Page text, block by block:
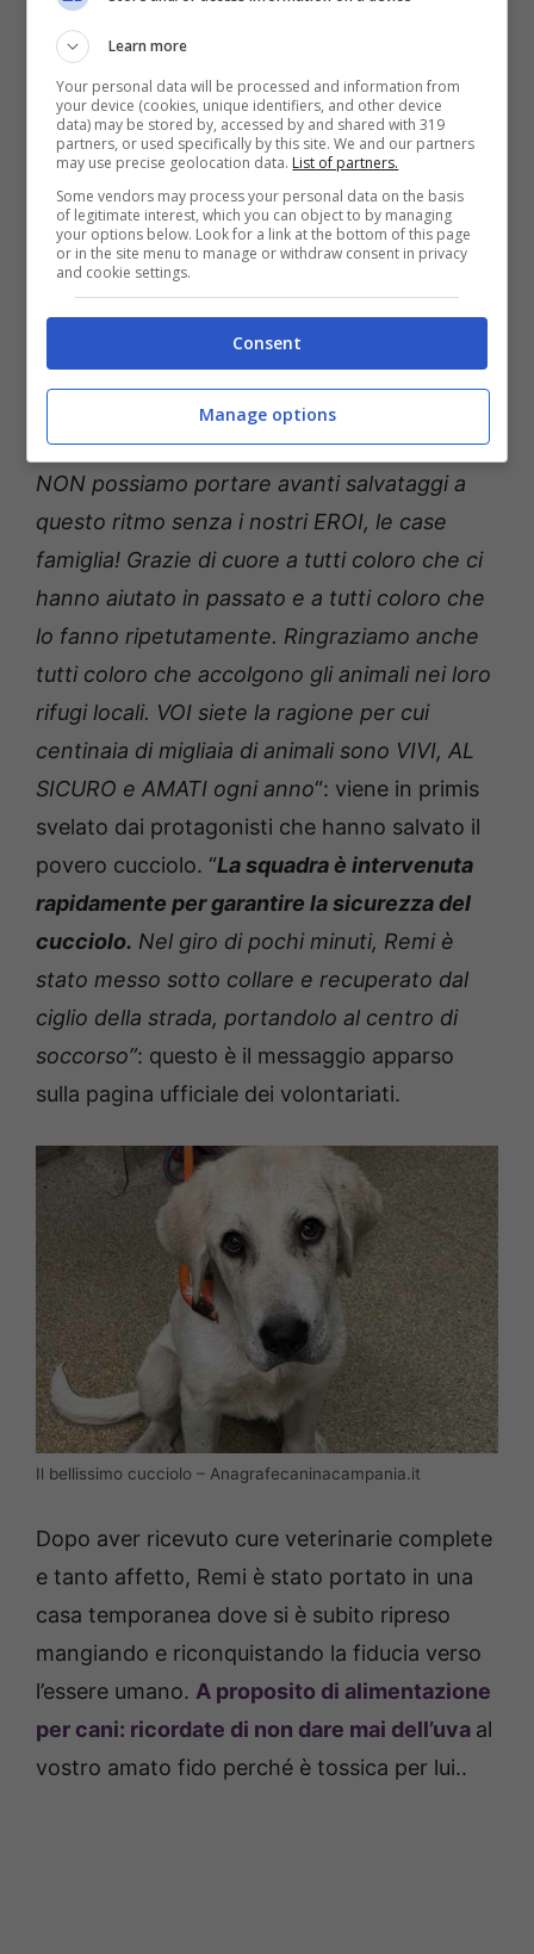
un faccino triste che li guardava dalla corsia
di emergenza. Si trattava di Remi,
cucciolo spaventato ed esposto ai pericoli
delle autoche proprio in quel punto
sfrecciano sempre a grandissima velocità. La
squadra SRSL si è subito mobilitata e ha
salvato il povero cane. Il povero animale si
nascondeva in un nicchia sotto un cavalcavia
e non aveva né acqua né cibo.
Questo piccolo ora è al sicuro e a suo agio in
una casa famiglia. Non possiamo… ripeto…
NON possiamo portare avanti salvataggi a
questo ritmo senza i nostri EROI, le case
famiglia! Grazie di cuore a tutti coloro che ci
hanno aiutato in passato e a tutti coloro che
lo fanno ripetutamente. Ringraziamo anche
tutti coloro che accolgono gli animali nei loro
rifugi locali. VOI siete la ragione per cui
centinaia di migliaia di animali sono VIVI, AL
SICURO e AMATI ogni anno“: viene in primis
svelato dai protagonisti che hanno salvato il
povero cucciolo. “La squadra è intervenuta
rapidamente per garantire la sicurezza del
cucciolo. Nel giro di pochi minuti, Remi è
stato messo sotto collare e recuperato dal
ciglio della strada, portandolo al centro di
soccorso”: questo è il messaggio apparso
sulla pagina ufficiale dei volontariati.
Il bellissimo cucciolo – Anagrafecaninacampania.it
Dopo aver ricevuto cure veterinarie complete
e tanto affetto, Remi è stato portato in una
casa temporanea dove si è subito ripreso
mangiando e riconquistando la fiducia verso
l’essere umano. A proposito di alimentazione
per cani: ricordate di non dare mai dell’uva al
vostro amato fido perché è tossica per lui..
Learn more
Your personal data will be processed and information from
your device (cookies, unique identifiers, and other device
data) may be stored by, accessed by and shared with 319
partners, or used specifically by this site. We and our partners
may use precise geolocation data. List of partners.
Some vendors may process your personal data on the basis
of legitimate interest, which you can object to by managing
your options below. Look for a link at the bottom of this page
or in the site menu to manage or withdraw consent in privacy
and cookie settings.
Consent
Manage options